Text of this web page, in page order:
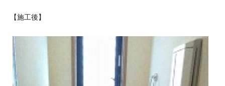
【施工後】